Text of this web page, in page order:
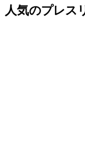
人気のプレス